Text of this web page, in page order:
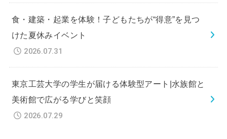
食・建築・起業を体験！子どもたちが“得意”を見つ
けた夏休みイベント
2026.07.31
東京工芸大学の学生が届ける体験型アート|水族館と
美術館で広がる学びと笑顔
2026.07.29